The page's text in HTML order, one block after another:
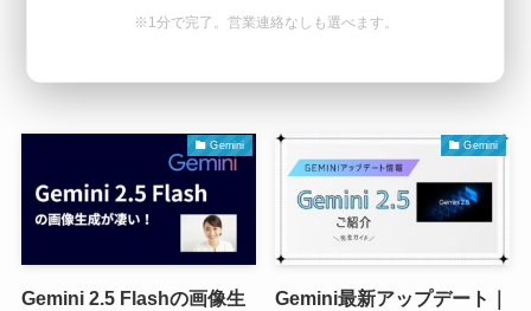
ュメント・ドライブ活用術
Gemini
Gemini 2.5 Flashの画像生
Gemini
Gemini最新アップデート｜
※1分で完了。営業連絡なしも選べます。